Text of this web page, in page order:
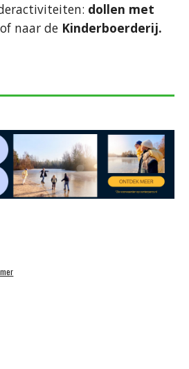
dollen met
of naar de Kinderboerderij.